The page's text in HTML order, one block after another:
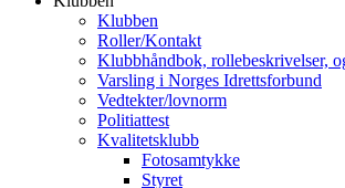
Klubben
Roller/Kontakt
Klubbhåndbok, rollebeskrivelser,
Varsling i Norges Idrettsforbund
Vedtekter/lovnorm
Politiattest
Kvalitetsklubb
Fotosamtykke
Styret